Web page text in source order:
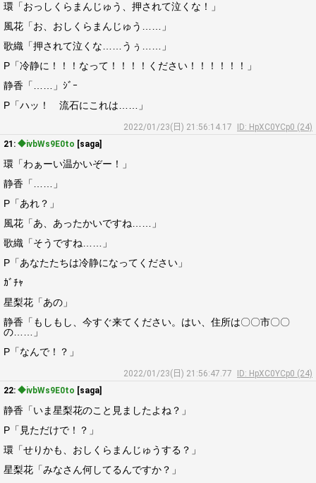
環「おっしくらまんじゅう、押されて泣くな！」
風花「お、おしくらまんじゅう……」
歌織「押されて泣くな……うぅ……」
P「冷静に！！！なって！！！！ください！！！！！！」
静香「……」ｼﾞｰ
P「ハッ！ 流石にこれは……」
2022/01/23(日) 21:56:14.17
ID: HpXC0YCp0 (24)
21: ◆ivbWs9E0to [saga]
環「わぁーい温かいぞー！」
静香「……」
P「あれ？」
風花「あ、あったかいですね……」
歌織「そうですね……」
P「あなたたちは冷静になってください」
ｶﾞﾁｬ
星梨花「あの」
静香「もしもし、今すぐ来てください。はい、住所は〇〇市〇〇
の……」
P「なんで！？」
2022/01/23(日) 21:56:47.77
ID: HpXC0YCp0 (24)
22: ◆ivbWs9E0to [saga]
静香「いま星梨花のこと見ましたよね？」
P「見ただけで！？」
環「せりかも、おしくらまんじゅうする？」
星梨花「みなさん何してるんですか？」